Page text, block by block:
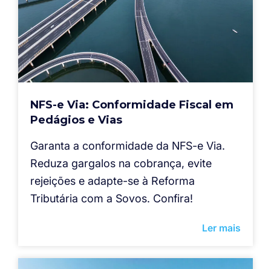
NFS-e Via: Conformidade Fiscal em
Pedágios e Vias
Garanta a conformidade da NFS-e Via.
Reduza gargalos na cobrança, evite
rejeições e adapte-se à Reforma
Tributária com a Sovos. Confira!
Ler mais